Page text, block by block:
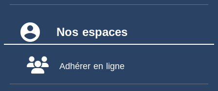
account_circle Nos espaces
Adhérer en ligne